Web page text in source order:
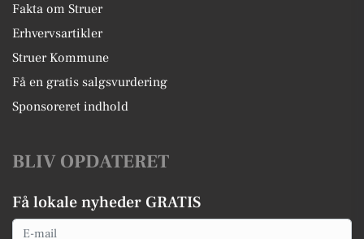
Fakta om Struer
Erhvervsartikler
Struer Kommune
Få en gratis salgsvurdering
Sponsoreret indhold
BLIV OPDATERET
Få lokale nyheder GRATIS
Email